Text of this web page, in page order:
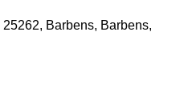
Barbens, Barbens,